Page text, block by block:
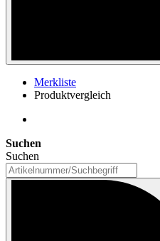
Merkliste
Produktvergleich
Suchen
Suchen